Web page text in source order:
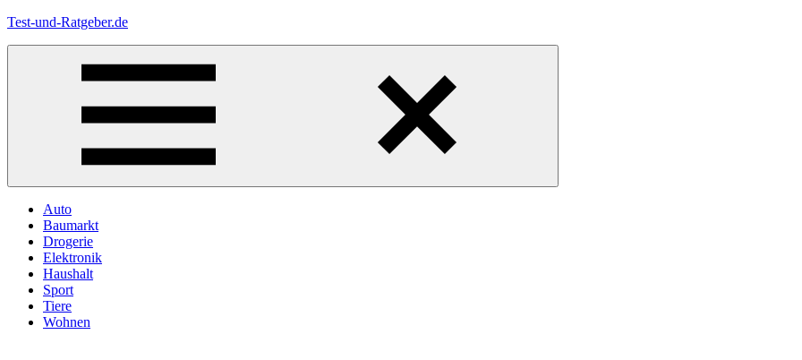
Zum
Test-und-Ratgeber.de
Menü
Auto
Baumarkt
Drogerie
Elektronik
Haushalt
Sport
Tiere
Wohnen